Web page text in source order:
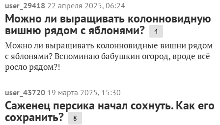
user_29418 22 апреля 2025, 06:24
Можно ли выращивать колонновидную
вишню рядом с яблонями? 4
Можно ли выращивать колонновидные вишни рядом
с яблонями? Вспоминаю бабушкин огород, вроде всё
росло рядом?!
user_43720 19 марта 2025, 15:30
Саженец персика начал сохнуть. Как его
сохранить? 8